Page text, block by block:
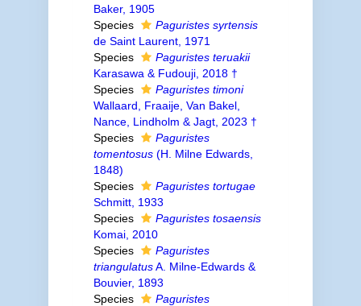
Baker, 1905
Species
Paguristes syrtensis
de Saint Laurent, 1971
Species
Paguristes teruakii
Karasawa & Fudouji, 2018 †
Species
Paguristes timoni
Wallaard, Fraaije, Van Bakel,
Nance, Lindholm & Jagt, 2023 †
Species
Paguristes
tomentosus(H. Milne Edwards,
1848)
Species
Paguristes tortugae
Schmitt, 1933
Species
Paguristes tosaensis
Komai, 2010
Species
Paguristes
triangulatusA. Milne-Edwards &
Bouvier, 1893
Species
Paguristes